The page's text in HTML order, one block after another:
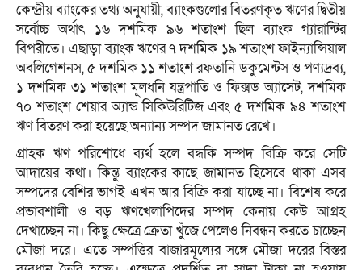
কেন্দ্রীয় ব্যাংকের তথ্য অনুযায়ী, ব্যাংকগুলোর বিতরণকৃত ঋণের দ্বিতীয়
সর্বোচ্চ অর্থাৎ ১৬ দশমিক ৯৬ শতাংশ ছিল ব্যাংক গ্যারান্টির
বিপরীতে। এছাড়া ব্যাংক ঋণের ৭ দশমিক ১৯ শতাংশ ফাইন্যান্সিয়াল
অবলিগেশনস, ৫ দশমিক ১১ শতাংশ রফতানি ডকুমেন্টস ও পণ্যদ্রব্য,
১ দশমিক ৩১ শতাংশ মূলধনি যন্ত্রপাতি ও ফিক্সড অ্যাসেট, দশমিক
৭০ শতাংশ শেয়ার অ্যান্ড সিকিউরিটিজ এবং ৫ দশমিক ৯৪ শতাংশ
ঋণ বিতরণ করা হয়েছে অন্যান্য সম্পদ জামানত রেখে।
গ্রাহক ঋণ পরিশোধে ব্যর্থ হলে বন্ধকি সম্পদ বিক্রি করে সেটি
আদায়ের কথা। কিন্তু ব্যাংকের কাছে জামানত হিসেবে থাকা এসব
সম্পদের বেশির ভাগই এখন আর বিক্রি করা যাচ্ছে না। বিশেষ করে
প্রভাবশালী ও বড় ঋণখেলাপিদের সম্পদ কেনায় কেউ আগ্রহ
দেখাচ্ছেন না। কিছু ক্ষেত্রে ক্রেতা খুঁজে পেলেও নিবন্ধন করতে চাচ্ছেন
মৌজা দরে। এতে সম্পত্তির বাজারমূল্যের সঙ্গে মৌজা দরের বিস্তর